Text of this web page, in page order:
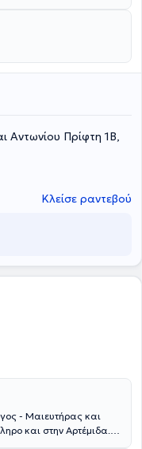
από το Τζάνειο
χειρουργική
εμπειρία
όπως το Λητώ,
Αρεταίειο και
προφορικές
πολλά συνεδρία για
ελληνικά περιοδικά.
Αντωνίου Πρίφτη 1Β,
Κλείσε ραντεβού
- Μαιευτήρας και
και στην Αρτέμιδα.